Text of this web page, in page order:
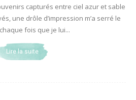
capturés entre ciel azur et sable
une drôle d’impression m’a serré le
fois que je lui...
Lire la suite